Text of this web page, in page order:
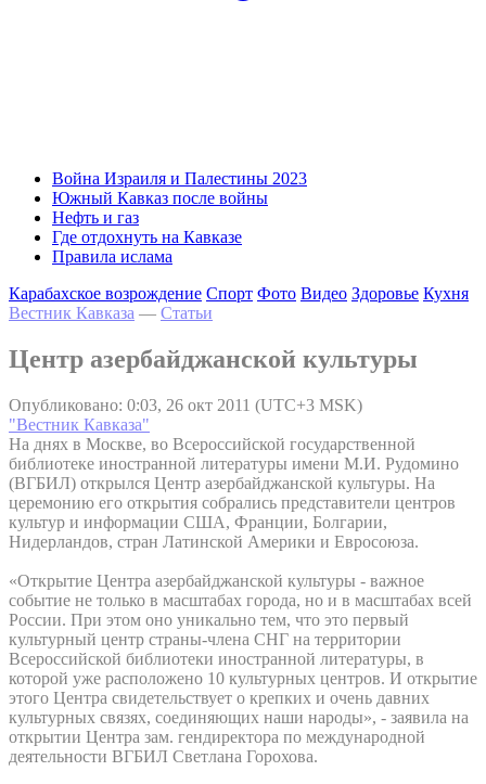
Война Израиля и Палестины 2023
Южный Кавказ после войны
Нефть и газ
Где отдохнуть на Кавказе
Правила ислама
Карабахское возрождение Спорт Фото Видео Здоровье Кухня
Вестник Кавказа — Статьи
Центр азербайджанской культуры
Опубликовано: 0:03, 26 окт 2011 (UTC+3 MSK)
"Вестник Кавказа"
На днях в Москве, во Всероссийской государственной
библиотеке иностранной литературы имени М.И. Рудомино
(ВГБИЛ) открылся Центр азербайджанской культуры. На
церемонию его открытия собрались представители центров
культур и информации США, Франции, Болгарии,
Нидерландов, стран Латинской Америки и Евросоюза.
«Открытие Центра азербайджанской культуры - важное
событие не только в масштабах города, но и в масштабах всей
России. При этом оно уникально тем, что это первый
культурный центр страны-члена СНГ на территории
Всероссийской библиотеки иностранной литературы, в
которой уже расположено 10 культурных центров. И открытие
этого Центра свидетельствует о крепких и очень давних
культурных связях, соединяющих наши народы», - заявила на
открытии Центра зам. гендиректора по международной
деятельности ВГБИЛ Светлана Горохова.